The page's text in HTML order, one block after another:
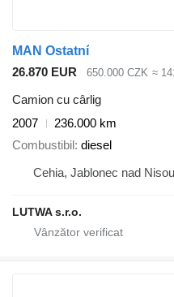
MAN Ostatní
26.870 EUR
650.000 CZK ≈
Camion cu cârlig
2007
236.000 km
Combustibil diesel
Cehia, Jablonec nad Nisou
LUTWA s.r.o.